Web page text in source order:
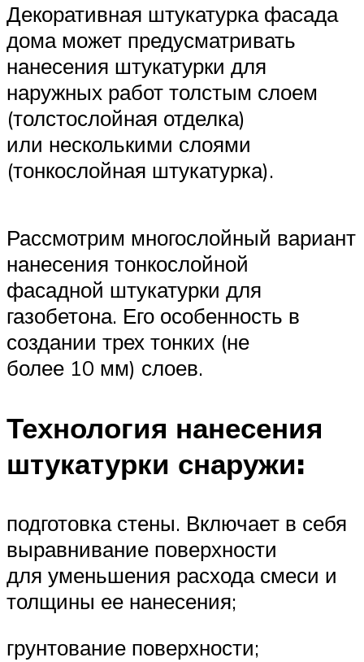
Декоративная штукатурка фасада
дома может предусматривать
нанесения штукатурки для
наружных работ толстым слоем
(толстослойная отделка)
или несколькими слоями
(тонкослойная штукатурка).
Рассмотрим многослойный вариант
нанесения тонкослойной
фасадной штукатурки для
газобетона. Его особенность в
создании трех тонких (не
более 10 мм) слоев.
Технология нанесения
штукатурки снаружи:
подготовка стены. Включает в себя
выравнивание поверхности
для уменьшения расхода смеси и
толщины ее нанесения;
грунтование поверхности;